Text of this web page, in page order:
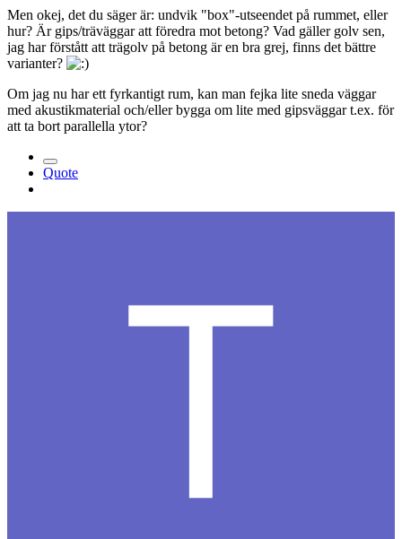
Men okej, det du säger är: undvik "box"-utseendet på rummet, eller
hur? Är gips/träväggar att föredra mot betong? Vad gäller golv sen,
jag har förstått att trägolv på betong är en bra grej, finns det bättre
varianter?
Om jag nu har ett fyrkantigt rum, kan man fejka lite sneda väggar
med akustikmaterial och/eller bygga om lite med gipsväggar t.ex. för
att ta bort parallella ytor?
Quote